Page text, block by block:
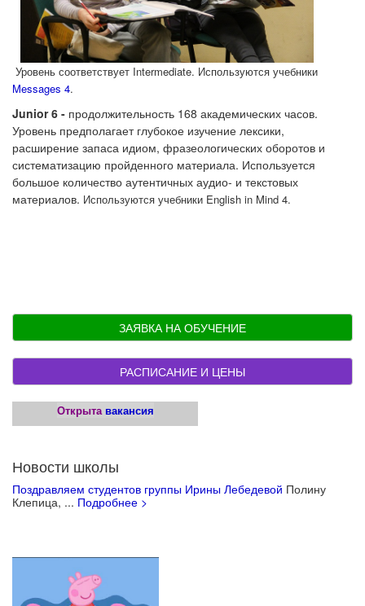
Уровень соответствует Intermediate. Используются учебники
Messages 4.
Junior 6 - продолжительность 168 академических часов.
Уровень предполагает глубокое изучение лексики,
расширение запаса идиом, фразеологических оборотов и
систематизацию пройденного материала. Используется
большое количество аутентичных аудио- и текстовых
материалов. Используются учебники English in Mind 4.
ЗАЯВКА НА ОБУЧЕНИЕ
РАСПИСАНИЕ И ЦЕНЫ
Открыта вакансия
Новости школы
Поздравляем студентов группы Ирины Лебедевой Полину
Клепица, ... Подробнее >